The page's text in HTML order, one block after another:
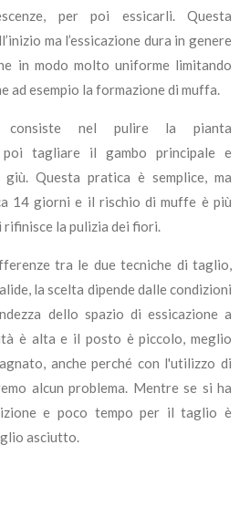
per poi essicarli. Questa
ma l’essicazione dura in genere
in modo molto uniforme limitando
ad esempio la formazione di muffa.
consiste nel pulire la pianta
poi tagliare il gambo principale e
Questa pratica è semplice, ma
14 giorni e il rischio di muffe è più
la pulizia dei fiori.
tra le due tecniche di taglio,
la scelta dipende dalle condizioni
dello spazio di essicazione a
è alta e il posto è piccolo, meglio
anche perché con l'utilizzo di
alcun problema. Mentre se si ha
e poco tempo per il taglio è
asciutto.